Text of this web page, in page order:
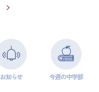
お知らせ 今週の中学部